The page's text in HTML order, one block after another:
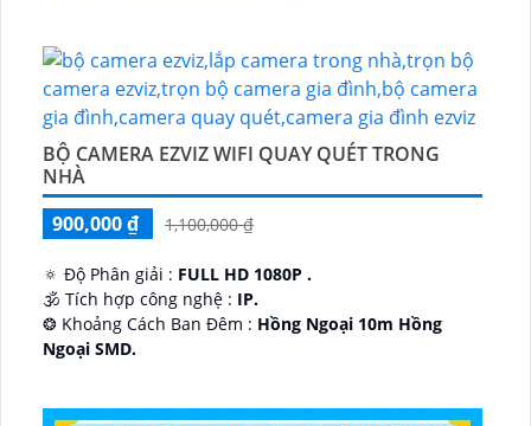
BỘ CAMERA EZVIZ WIFI QUAY QUÉT TRONG
NHÀ
900,000 ₫
1,100,000 ₫
🔅 Độ Phân giải : FULL HD 1080P .
🕉️ Tích hợp công nghệ : IP.
❂ Khoảng Cách Ban Đêm : Hồng Ngoại 10m Hồng
Ngoại SMD.